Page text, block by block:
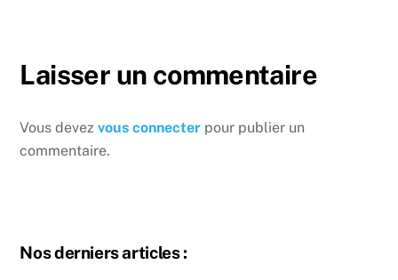
Laisser un commentaire
Vous devezvous connecter pour publier un
commentaire.
Nos derniers articles :